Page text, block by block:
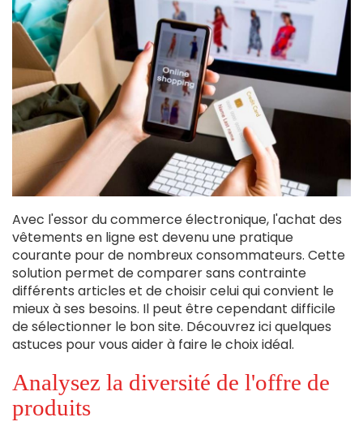
Avec l'essor du commerce électronique, l'achat des
vêtements en ligne est devenu une pratique
courante pour de nombreux consommateurs. Cette
solution permet de comparer sans contrainte
différents articles et de choisir celui qui convient le
mieux à ses besoins. Il peut être cependant difficile
de sélectionner le bon site. Découvrez ici quelques
astuces pour vous aider à faire le choix idéal.
Analysez la diversité de l'offre de
produits